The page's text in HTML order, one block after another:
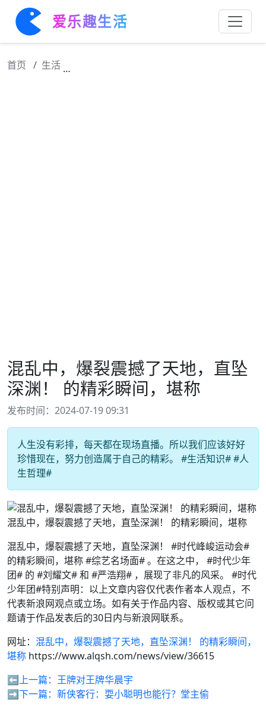
爱乐趣生活
首页 生活
混乱中，爆裂震撼了天地，直坠
深渊！ 的精彩瞬间，堪称
发布时间：2024-07-19 09:31
人生没有彩排，每天都在现场直播。所以我们应该好好
珍惜现在，努力创造属于自己的精彩。 #生活知识# #人
生哲理#
混乱中，爆裂震撼了天地，直坠深渊！ 的精彩瞬间，堪称
混乱中，爆裂震撼了天地，直坠深渊！ #时代峰峻运动会#
的精彩瞬间，堪称 #综艺名场面# 。在这之中， #时代少年
团# 的 #刘耀文# 和 #严浩翔# ，展现了非凡的风采。 #时代
少年团#特别声明：以上文章内容仅代表作者本人观点，不
代表新浪网观点或立场。如有关于作品内容、版权或其它问
题请于作品发表后的30日内与新浪网联系。
网址： 混乱中，爆裂震撼了天地，直坠深渊！ 的精彩瞬间，
堪称 https://www.alqsh.com/news/view/36615
⬅️上一篇： 王牌对王牌华晨宇
➡️下一篇： 新侠客行：耍小聪明也能行？堂主偷